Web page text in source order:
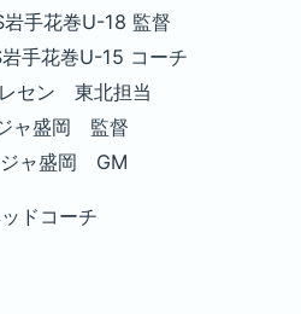
手花巻U-18 監督
手花巻U-15 コーチ
セン 東北担当
ャ盛岡 監督
ャ盛岡 GM
ドコーチ